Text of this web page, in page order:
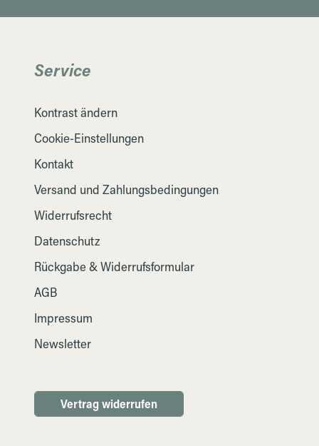
Service
Kontrast ändern
Cookie-Einstellungen
Kontakt
Versand und Zahlungsbedingungen
Widerrufsrecht
Datenschutz
Rückgabe & Widerrufsformular
AGB
Impressum
Newsletter
Vertrag widerrufen